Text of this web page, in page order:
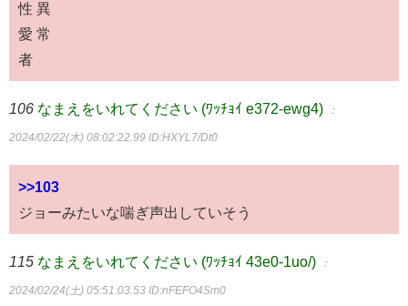
性 異
愛 常
者
106 なまえをいれてください (ﾜｯﾁｮｲ e372-ewg4) ：
2024/02/22(木) 08:02:22.99 ID:HXYL7/Dt0
>>103
ジョーみたいな喘ぎ声出していそう
115 なまえをいれてください (ﾜｯﾁｮｲ 43e0-1uo/) ：
2024/02/24(土) 05:51:03.53 ID:nFEFO4Sm0